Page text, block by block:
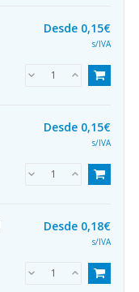
Desde 0,15€
s/IVA
Desde 0,15€
s/IVA
Desde 0,18€
s/IVA